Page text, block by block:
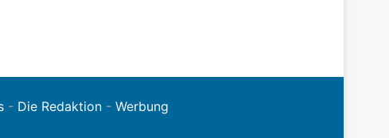
- Die Redaktion- Werbung